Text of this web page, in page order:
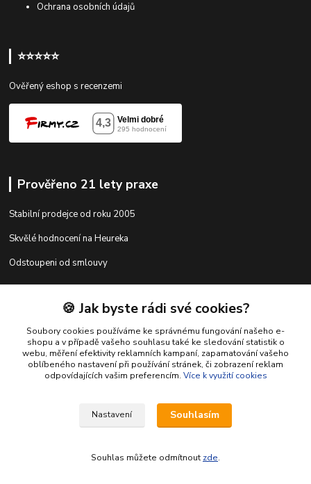
Ochrana osobních údajů
⭐⭐⭐⭐⭐
Ověřený eshop s recenzemi
Prověřeno 21 lety praxe
Stabilní prodejce od roku 2005
Skvělé hodnocení na Heureka
Odstoupeni od smlouvy
Kontakty
shop@racing-tuning-shop.cz
🍪 Jak byste rádi své cookies?
Soubory cookies používáme ke správnému fungování našeho e-
shopu a v případě vašeho souhlasu také ke sledování statistik o
webu, měření efektivity reklamních kampaní, zapamatování vašeho
oblíbeného nastavení při používání stránek, či zobrazení reklam
odpovídajících vašim preferencím. Více k využití cookies
Nastavení Souhlasím
Souhlas můžete odmítnout zde.